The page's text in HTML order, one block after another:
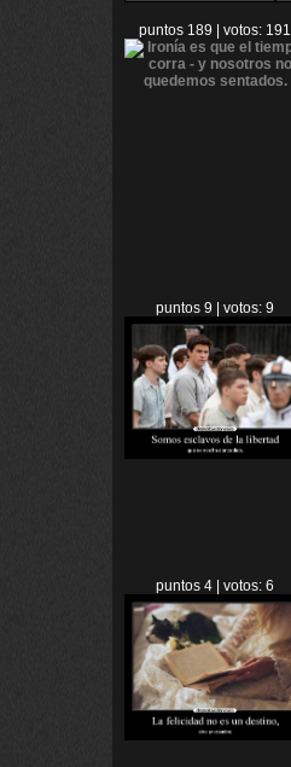
puntos 189 | votos: 191
puntos 9 | votos: 9
puntos 4 | votos: 6